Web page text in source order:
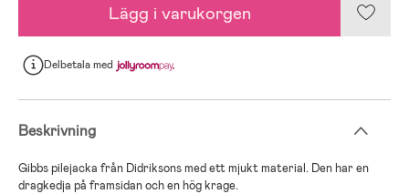
Lägg i varukorgen
Delbetalamed
Beskrivning
Gibbs pilejacka från Didriksons med ett mjukt material. Den har en
dragkedja på framsidan och en hög krage.